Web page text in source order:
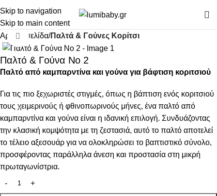
Skip to navigation
Skip to main content
Αρχική σελίδα Παλτά & Γούνες Κορίτσι
Click to enlarge
Παλτό & Γούνα Νο 2
Παλτό από καμπαρντίνα και γούνα για βάφτιση κοριτσιού
Για τις πιο ξεχωριστές στιγμές, όπως η βάπτιση ενός κοριτσιού
τους χειμερινούς ή φθινοπωρινούς μήνες, ένα παλτό από
καμπαρντίνα και γούνα είναι η ιδανική επιλογή. Συνδυάζοντας
την κλασική κομψότητα με τη ζεστασιά, αυτό το παλτό αποτελεί
το τέλειο αξεσουάρ για να ολοκληρώσει το βαπτιστικό σύνολο,
προσφέροντας παράλληλα άνεση και προστασία στη μικρή
πρωταγωνίστρια.